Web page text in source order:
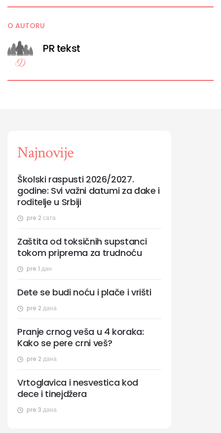
O AUTORU
PR tekst
Najnovije
pre 2 сата
Školski raspusti 2026/2027.
godine: Svi važni datumi za đake i
roditelje u Srbiji
pre 1 дан
Zaštita od toksičnih supstanci
tokom priprema za trudnoću
pre 2 дана
Dete se budi noću i plače i vrišti
pre 2 дана
Pranje crnog veša u 4 koraka:
Kako se pere crni veš?
pre 3 дана
Vrtoglavica i nesvestica kod
dece i tinejdžera